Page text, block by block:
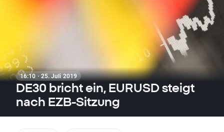
16:10 · 25. Juli 2019
DE30 bricht ein, EURUSD steigt
nach EZB-Sitzung